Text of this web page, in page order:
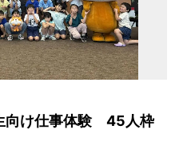
向け仕事体験 45人枠